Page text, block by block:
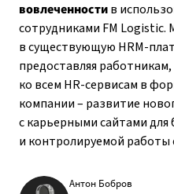
вовлеченностив
сотрудниками FM Logistic.
в существующую HRM-
предоставляя
ко всем HR-сервисам в
компании – развитие
с карьерными сайтами для
и контролируемой работы
Антон Бобров